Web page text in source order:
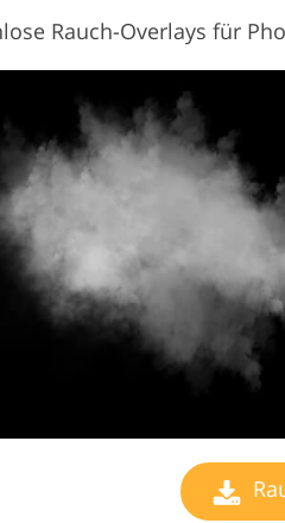
Rauch-Overlays für